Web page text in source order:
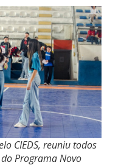
CIEDS, reuniu todos
Programa Novo